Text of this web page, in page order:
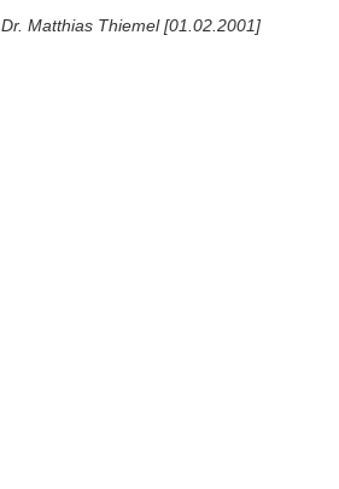
Dr. Matthias Thiemel [01.02.2001]